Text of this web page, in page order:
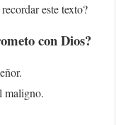
este texto?
con Dios?
maligno.